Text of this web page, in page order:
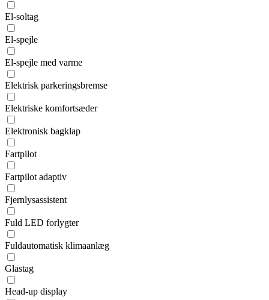
El-soltag
El-spejle
El-spejle med varme
Elektrisk parkeringsbremse
Elektriske komfortsæder
Elektronisk bagklap
Fartpilot
Fartpilot adaptiv
Fjernlysassistent
Fuld LED forlygter
Fuldautomatisk klimaanlæg
Glastag
Head-up display